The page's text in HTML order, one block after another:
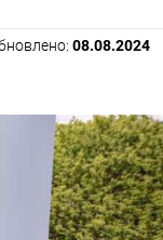
08.08.2024